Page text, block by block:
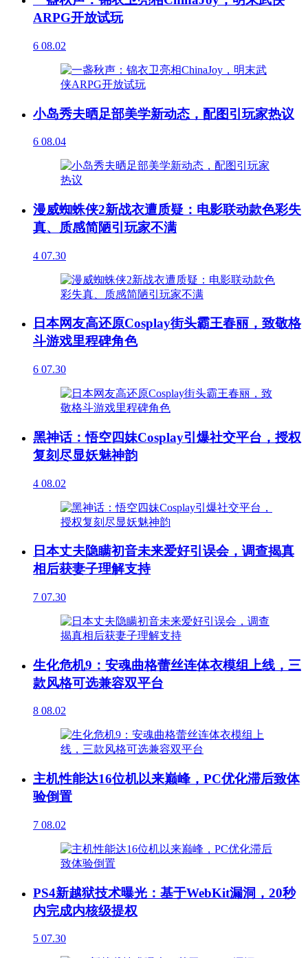
ARPG开放试玩
6 08.02
小岛秀夫晒足部美学新动态，配图引玩家热议
6 08.04
漫威蜘蛛侠2新战衣遭质疑：电影联动款色彩失
真、质感简陋引玩家不满
4 07.30
日本网友高还原Cosplay街头霸王春丽，致敬格
斗游戏里程碑角色
6 07.30
黑神话：悟空四妹Cosplay引爆社交平台，授权
复刻尽显妖魅神韵
4 08.02
日本丈夫隐瞒初音未来爱好引误会，调查揭真
相后获妻子理解支持
7 07.30
生化危机9：安魂曲格蕾丝连体衣模组上线，三
款风格可选兼容双平台
8 08.02
主机性能达16位机以来巅峰，PC优化滞后致体
验倒置
7 08.02
PS4新越狱技术曝光：基于WebKit漏洞，20秒
内完成内核级提权
5 07.30